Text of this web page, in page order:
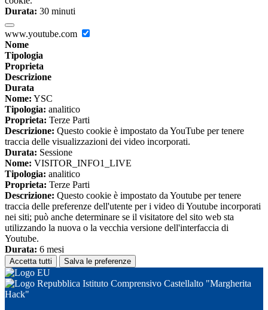
Durata: 30 minuti
www.youtube.com
Nome
Tipologia
Proprieta
Descrizione
Durata
Nome: YSC
Tipologia: analitico
Proprieta: Terze Parti
Descrizione: Questo cookie è impostato da YouTube per tenere
traccia delle visualizzazioni dei video incorporati.
Durata: Sessione
Nome: VISITOR_INFO1_LIVE
Tipologia: analitico
Proprieta: Terze Parti
Descrizione: Questo cookie è impostato da Youtube per tenere
traccia delle preferenze dell'utente per i video di Youtube incorporati
nei siti; può anche determinare se il visitatore del sito web sta
utilizzando la nuova o la vecchia versione dell'interfaccia di
Youtube.
Durata: 6 mesi
Accetta tutti Salva le preferenze
Istituto Comprensivo Castellalto "Margherita
Hack"